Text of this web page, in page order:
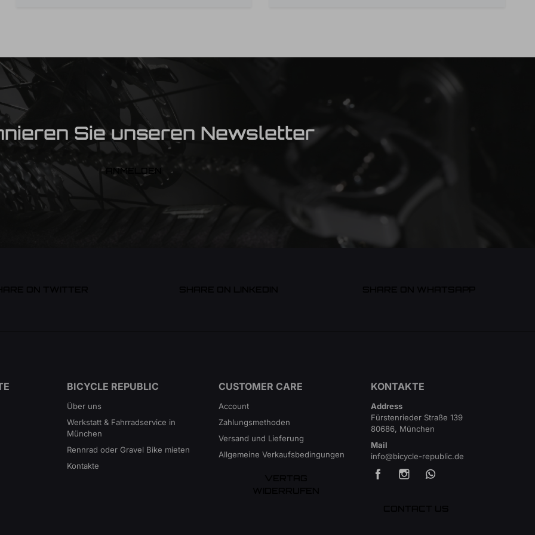
Sie unseren Newsletter
ANMELDEN
BICYCLE REPUBLIC
Über uns
Werkstatt & Fahrradservice in
München
Rennrad oder Gravel Bike mieten
Kontakte
CUSTOMER CARE
Account
Zahlungsmethoden
Versand und Lieferung
Allgemeine Verkaufsbedingungen
KONTAKTE
Address
Fürstenrieder Straße 139
80686, München
Mail
info@bicycle-republic.de